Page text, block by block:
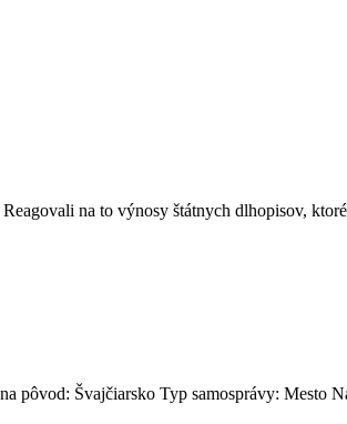
na to výnosy štátnych dlhopisov,
pôvod: Švajčiarsko Typ samosprávy: Mesto